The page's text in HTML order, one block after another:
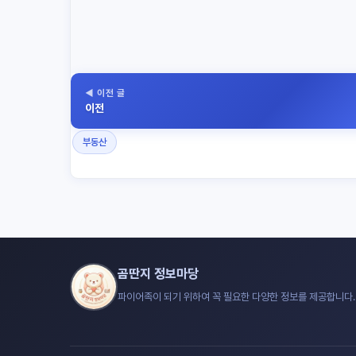
◀ 이전 글
이전
부동산
곰딴지 정보마당
파이어족이 되기 위하여 꼭 필요한 다양한 정보를 제공합니다.